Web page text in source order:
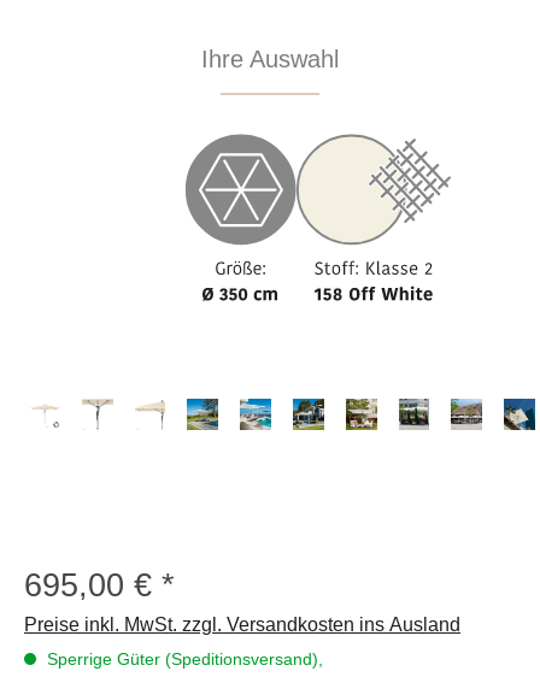
Ihre Auswahl
Regulärer Preis:
695,00 €
Preise inkl. MwSt. zzgl. Versandkosten ins Ausland
Sperrige Güter (Speditionsversand),